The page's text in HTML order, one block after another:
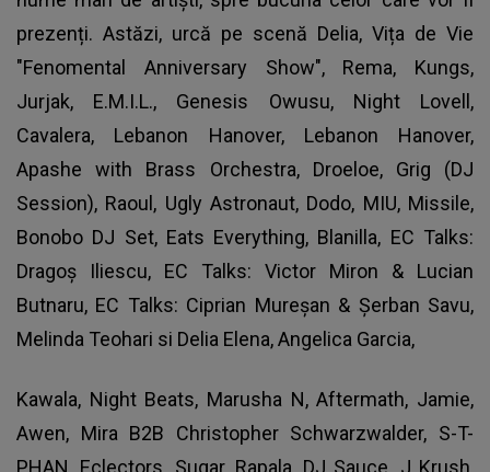
prezenți. Astăzi, urcă pe scenă Delia, Vița de Vie
"Fenomental Anniversary Show", Rema, Kungs,
Jurjak, E.M.I.L., Genesis Owusu, Night Lovell,
Cavalera, Lebanon Hanover, Lebanon Hanover,
Apashe with Brass Orchestra, Droeloe, Grig (DJ
Session), Raoul, Ugly Astronaut, Dodo, MIU, Missile,
Bonobo DJ Set, Eats Everything, Blanilla, EC Talks:
Dragoș Iliescu, EC Talks: Victor Miron & Lucian
Butnaru, EC Talks: Ciprian Mureșan & Șerban Savu,
Melinda Teohari si Delia Elena, Angelica Garcia,
Kawala, Night Beats, Marusha N, Aftermath, Jamie,
Awen, Mira B2B Christopher Schwarzwalder, S-T-
PHAN, Eclectors, Sugar, Rapala, DJ Sauce, J Krush,